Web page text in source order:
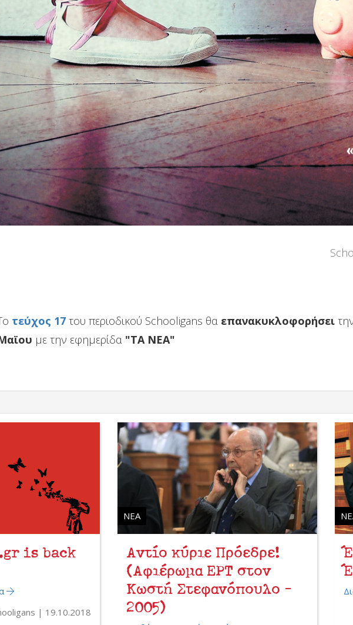
τεύχος 17 του περιοδικού Schooligans θα επανακυκλοφορήσει
με την εφημερίδα "ΤΑ ΝΕΑ"
is back
19.10.2018
ΝΈΑ
Αντίο κύριε Πρόεδρε!
(Αφιέρωμα ΕΡΤ στον
Κωστή Στεφανόπουλο -
2005)